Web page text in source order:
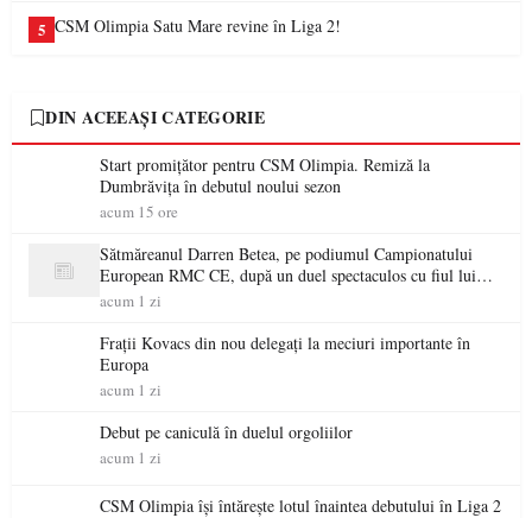
5 CSM Olimpia Satu Mare revine în Liga 2!
DIN ACEEAȘI CATEGORIE
Start promițător pentru CSM Olimpia. Remiză la
Dumbrăvița în debutul noului sezon
acum 15 ore
Sătmăreanul Darren Betea, pe podiumul Campionatului
European RMC CE, după un duel spectaculos cu fiul lui
Kimi Räikkönen
acum 1 zi
Frații Kovacs din nou delegați la meciuri importante în
Europa
acum 1 zi
Debut pe caniculă în duelul orgoliilor
acum 1 zi
CSM Olimpia își întărește lotul înaintea debutului în Liga 2